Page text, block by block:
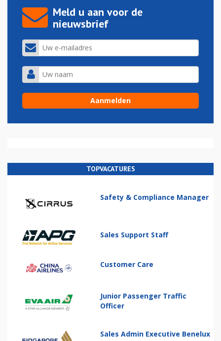
Meld u aan voor de
nieuwsbrief
TOPVACATURES
Safety & Compliance Manager
Sales Support Staff
Customer Care
Junior Passenger Traffic
Officer
Sales Admin Executive Benelux